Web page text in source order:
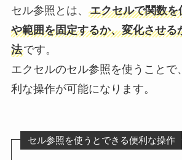
セル参照とは、 エクセルで関数
や範囲を固定するか、変化させる
法です。
エクセルのセル参照を使うことで
利な操作が可能になります。
セル参照を使うとできる便利な操作